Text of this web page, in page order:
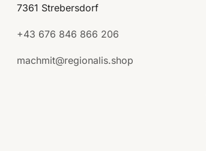
7361 Strebersdorf
+43 676 846 866 206
machmit@regionalis.shop